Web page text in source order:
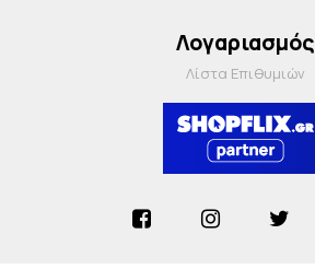
Λογαριασμός
Λίστα Επιθυμιών